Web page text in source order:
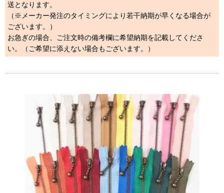
送となります。
（※メーカー発注のタイミングにより若干納期が早くなる場合が
ございます。）
お急ぎの場合、ご注文時の備考欄に希望納期を記載してくださ
い。（ご希望に添えない場合もございます。）